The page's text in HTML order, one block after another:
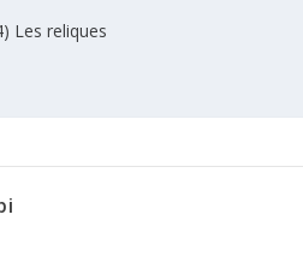
Les reliques